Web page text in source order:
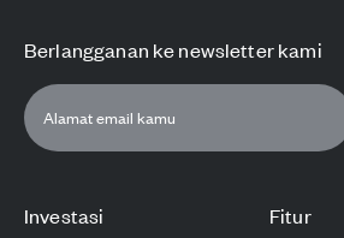
Investasi Fitur
Berlangganan ke newsletter kami